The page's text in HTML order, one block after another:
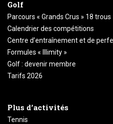
Golf
Parcours « Grands Crus » 18 trous
Calendrier des compétitions
Centre d’entraînement et de
Formules « Illimity »
Golf : devenir membre
Tarifs 2026
Plus d’activités
Tennis